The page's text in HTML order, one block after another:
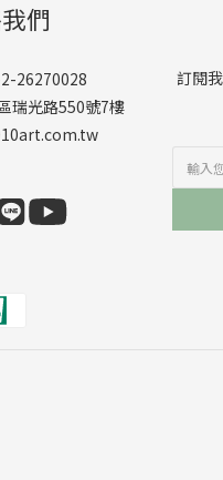
們
26270028
瑞光路550號7樓
訂閱